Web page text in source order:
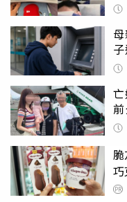
罪
巧